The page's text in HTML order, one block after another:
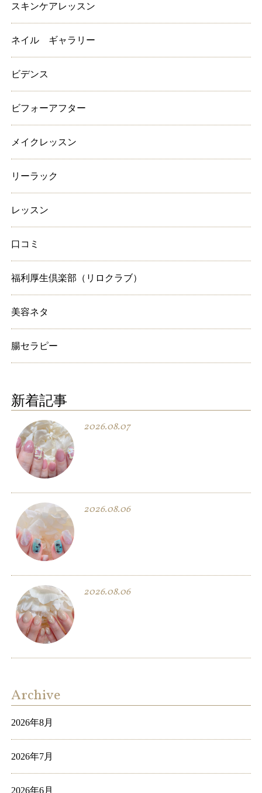
スキンケアレッスン
ネイル ギャラリー
ビデンス
ビフォーアフター
メイクレッスン
リーラック
レッスン
口コミ
福利厚生倶楽部（リロクラブ）
美容ネタ
腸セラピー
新着記事
2026.08.07
2026.08.06
2026.08.06
Archive
2026年8月
2026年7月
2026年6月